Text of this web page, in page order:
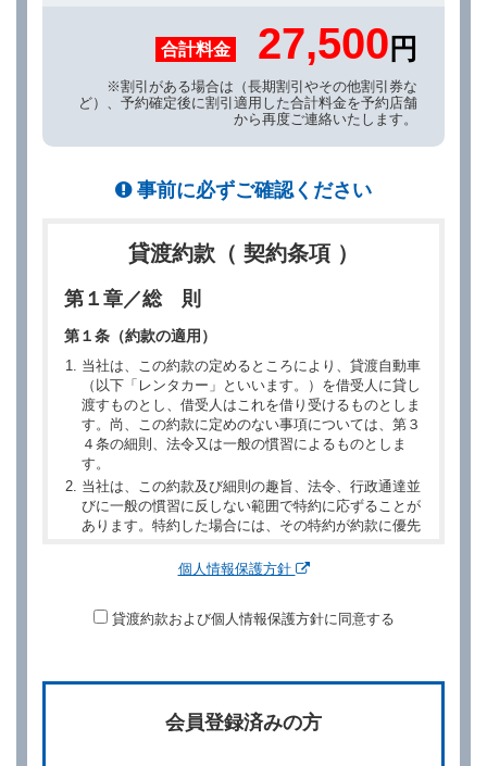
合計料金 27,500 円
※割引がある場合は（長期割引やその他割引券な
ど）、予約確定後に割引適用した合計料金を予約店舗
から再度ご連絡いたします。
事前に必ずご確認ください
貸渡約款（ 契約条項 ）
第１章／総 則
第１条（約款の適用）
当社は、この約款の定めるところにより、貸渡自動車
（以下「レンタカー」といいます。）を借受人に貸し
渡すものとし、借受人はこれを借り受けるものとしま
す。尚、この約款に定めのない事項については、第３
４条の細則、法令又は一般の慣習によるものとしま
す。
当社は、この約款及び細則の趣旨、法令、行政通達並
びに一般の慣習に反しない範囲で特約に応ずることが
あります。特約した場合には、その特約が約款に優先
第２条（予約の申込み）
所、運転者、チャイルドシート等付属品の要否、その
他の借受条件（以下「借受条件」といいます。）を明
個人情報保護方針
貸渡約款および個人情報保護方針に同意する
会員登録済みの方